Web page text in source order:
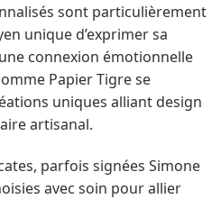
sont particulièrement
unique d’exprimer sa
connexion émotionnelle
Papier Tigre se
uniques alliant design
artisanal.
parfois signées Simone
avec soin pour allier